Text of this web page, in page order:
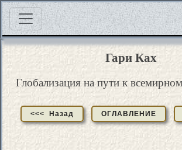
Гари Ках
Глобализация на пути к
<<< Назад ОГЛАВЛЕНИЕ